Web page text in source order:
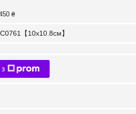
₴
【10x10.8см】